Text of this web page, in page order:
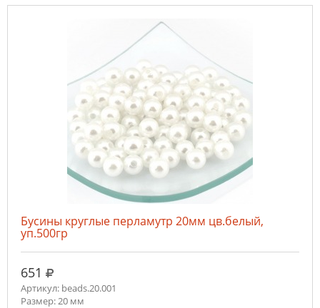
Бусины круглые перламутр 20мм цв.белый,
уп.500гр
651 руб.
Артикул: beads.20.001
Размер: 20 мм